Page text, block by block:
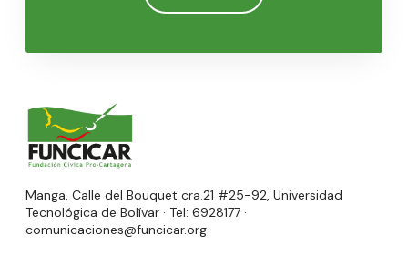
Manga, Calle del Bouquet cra.21 #25-92, Universidad
Tecnológica de Bolívar · Tel: 6928177 ·
comunicaciones@funcicar.org